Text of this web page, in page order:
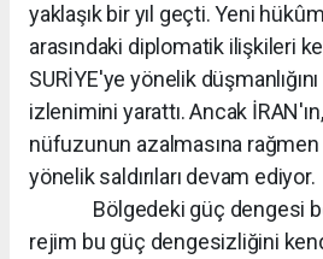
yaklaşık bir yıl geçti. Yeni
arasındaki diplomatik ilişkileri
SURİYE'ye yönelik
izlenimini yarattı. Ancak
nüfuzunun azalmasına rağmen
yönelik saldırıları devam ediyor.
Bölgedeki güç dengesi
rejim bu güç dengesizliğini